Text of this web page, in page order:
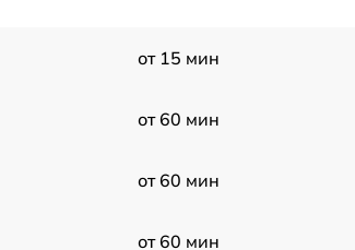
от 15 мин
от 60 мин
от 60 мин
от 60 мин